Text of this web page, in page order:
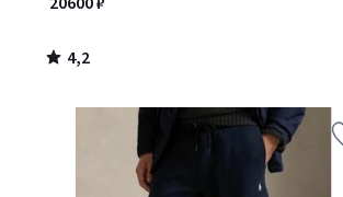
4,2
/